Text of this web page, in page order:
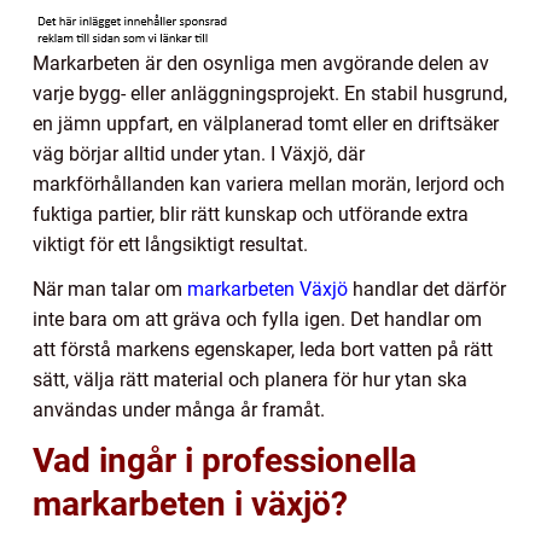
Markarbeten är den osynliga men avgörande delen av
varje bygg- eller anläggningsprojekt. En stabil husgrund,
en jämn uppfart, en välplanerad tomt eller en driftsäker
väg börjar alltid under ytan. I Växjö, där
markförhållanden kan variera mellan morän, lerjord och
fuktiga partier, blir rätt kunskap och utförande extra
viktigt för ett långsiktigt resultat.
När man talar om markarbeten Växjö handlar det därför
inte bara om att gräva och fylla igen. Det handlar om
att förstå markens egenskaper, leda bort vatten på rätt
sätt, välja rätt material och planera för hur ytan ska
användas under många år framåt.
Vad ingår i professionella
markarbeten i växjö?